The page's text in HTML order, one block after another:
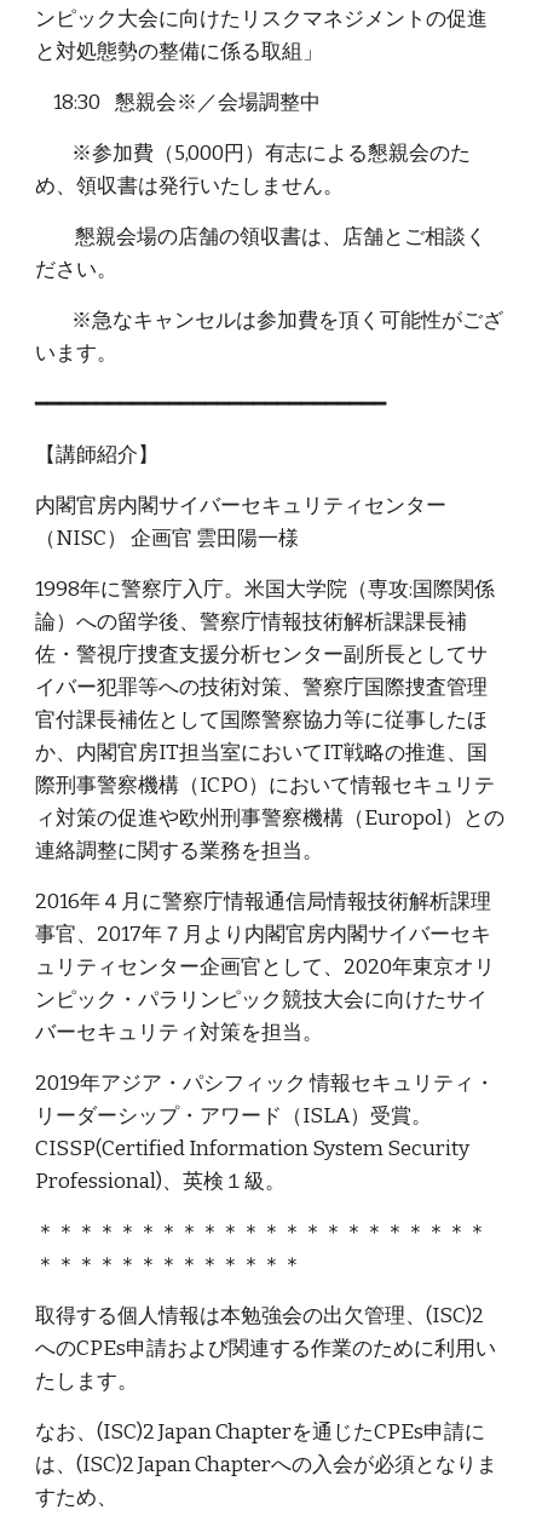
ンピック大会に向けたリスクマネジメントの促進
と対処態勢の整備に係る取組」
18:30 懇親会※／会場調整中
※参加費（5,000円）有志による懇親会のた
め、領収書は発行いたしません。
懇親会場の店舗の領収書は、店舗とご相談く
ださい。
※急なキャンセルは参加費を頂く可能性がござ
います。
━━━━━━━━━━━━━━━━━━━━━━━━━━━━━
【講師紹介】
内閣官房内閣サイバーセキュリティセンター
（NISC） 企画官 雲田陽一様
1998年に警察庁入庁。米国大学院（専攻:国際関係
論）への留学後、警察庁情報技術解析課課長補
佐・警視庁捜査支援分析センター副所長としてサ
イバー犯罪等への技術対策、警察庁国際捜査管理
官付課長補佐として国際警察協力等に従事したほ
か、内閣官房IT担当室においてIT戦略の推進、国
際刑事警察機構（ICPO）において情報セキュリテ
ィ対策の促進や欧州刑事警察機構（Europol）との
連絡調整に関する業務を担当。
2016年４月に警察庁情報通信局情報技術解析課理
事官、2017年７月より内閣官房内閣サイバーセキ
ュリティセンター企画官として、2020年東京オリ
ンピック・パラリンピック競技大会に向けたサイ
バーセキュリティ対策を担当。
2019年アジア・パシフィック 情報セキュリティ・
リーダーシップ・アワード（ISLA）受賞。
CISSP(Certified Information System Security
Professional)、英検１級。
＊＊＊＊＊＊＊＊＊＊＊＊＊＊＊＊＊＊＊＊＊＊
＊＊＊＊＊＊＊＊＊＊＊＊＊
取得する個人情報は本勉強会の出欠管理、(ISC)2
へのCPEs申請および関連する作業のために利用い
たします。
なお、(ISC)2 Japan Chapterを通じたCPEs申請に
は、(ISC)2 Japan Chapterへの入会が必須となりま
すため、